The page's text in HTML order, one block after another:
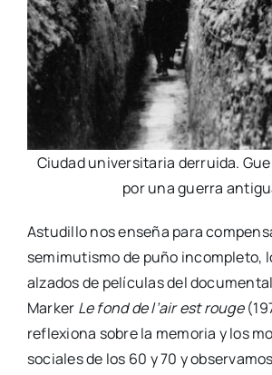
Ciudad universitaria derruida.
por una guerra
Astudillo nos enseña para
semimutismo de puño incompleto,
alzados de películas del
Marker Le fond de l’air est rouge
reflexiona sobre la memoria y los
sociales de los 60 y 70 y